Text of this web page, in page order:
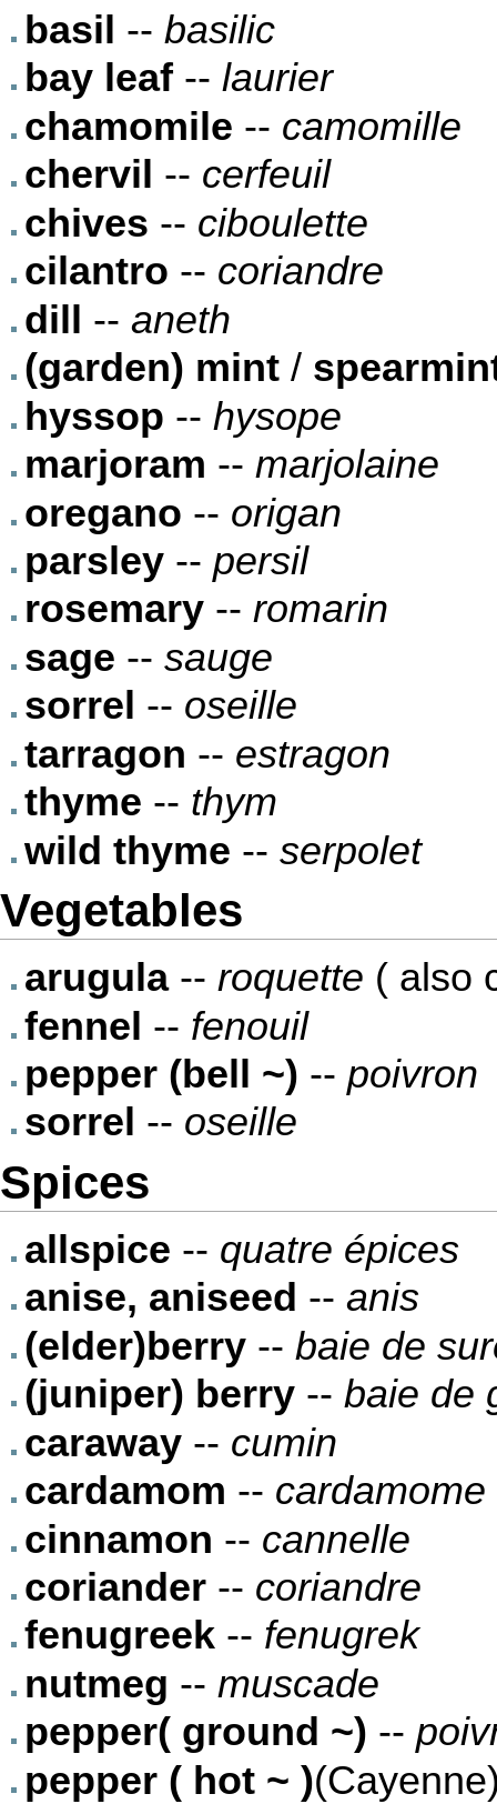
basil -- basilic
bay leaf -- laurier
chamomile -- camomille
chervil -- cerfeuil
chives -- ciboulette
cilantro -- coriandre
dill -- aneth
(garden) mint /
hyssop -- hysope
marjoram -- marjolaine
oregano -- origan
parsley -- persil
rosemary -- romarin
sage -- sauge
sorrel -- oseille
tarragon -- estragon
thyme -- thym
wild thyme -- serpolet
Vegetables
arugula-- roquette ( also
fennel -- fenouil
pepper (bell ~) -- poivron
sorrel -- oseille
Spices
allspice -- quatre épices
anise, aniseed -- anis
(elder)berry -- baie de
(juniper) berry -- baie de
caraway -- cumin
cardamom -- cardamome
cinnamon -- cannelle
coriander -- coriandre
fenugreek -- fenugrek
nutmeg -- muscade
pepper( ground ~) --
pepper ( hot ~ )